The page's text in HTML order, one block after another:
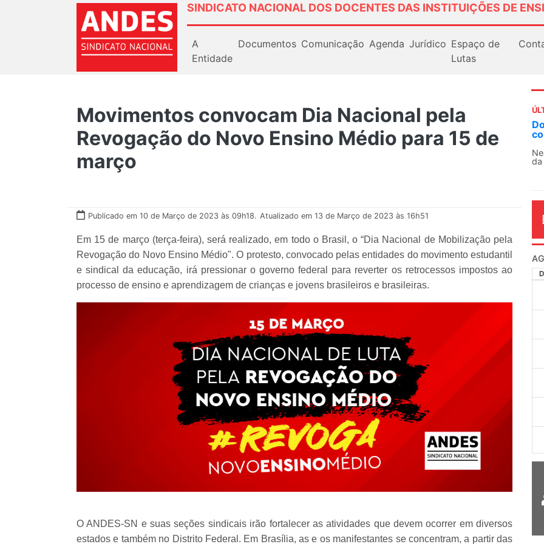
SINDICATO NACIONAL DOS DOCENTES DAS INSTITUIÇÕES DE
A
Entidade
Documentos Comunicação Agenda Jurídico Espaço de
Lutas
Movimentos convocam Dia Nacional pela
Revogação do Novo Ensino Médio para 15 de
março
Publicado em 10 de Março de 2023 às 09h18. Atualizado em 13 de Março de 2023 às 16h51
Em 15 de março (terça-feira), será realizado, em todo o Brasil, o “Dia Nacional de Mobilização pela
Revogação do Novo Ensino Médio". O protesto, convocado pelas entidades do movimento estudantil
e sindical da educação, irá pressionar o governo federal para reverter os retrocessos impostos ao
processo de ensino e aprendizagem de crianças e jovens brasileiros e brasileiras.
O ANDES-SN e suas seções sindicais irão fortalecer as atividades que devem ocorrer em diversos
estados e também no Distrito Federal. Em Brasília, as e os manifestantes se concentram, a partir das
O